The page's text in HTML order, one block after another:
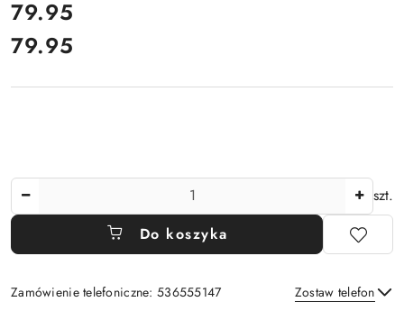
cena:
79.95
Cena:
79.95
szt.
Do koszyka
Zamówienie telefoniczne: 536555147 Zostaw telefon